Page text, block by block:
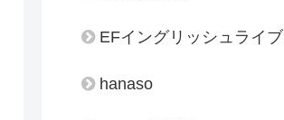
EFイングリッシュライブ
hanaso